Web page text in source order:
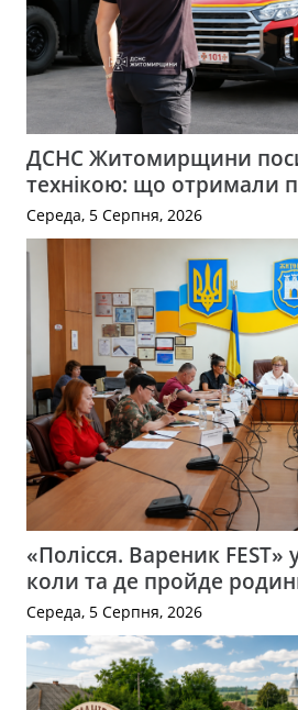
ДСНС Житомирщини
технікою: що отримали
Середа, 5 Серпня, 2026
«Полісся. Вареник
коли та де пройде
Середа, 5 Серпня, 2026